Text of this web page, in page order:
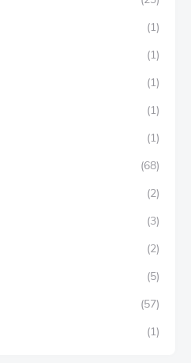
(1)
(1)
(1)
(1)
(1)
(68)
(2)
(3)
(2)
(5)
(57)
(1)